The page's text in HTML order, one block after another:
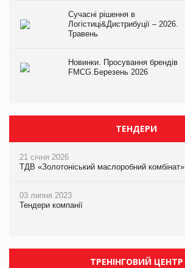
Сучасні рішення в
Логістиці&Дистрибуції – 2026.
Травень
Новинки. Просування брендів
FMCG.Березень 2026
ТЕНДЕРИ
21 січня 2026
ТДВ «Золотоніський маслоробний комбінат»
03 липня 2023
Тендери компанії
ТРЕНІНГОВИЙ ЦЕНТР